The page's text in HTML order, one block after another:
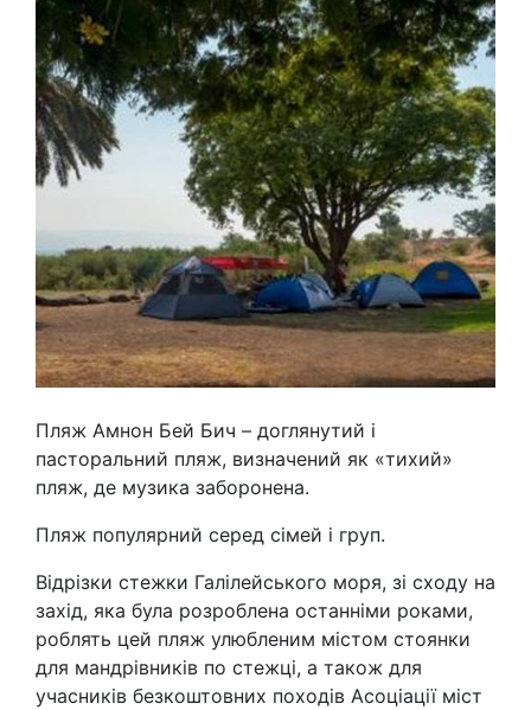
Пляж Амнон Бей Бич – доглянутий і
пасторальний пляж, визначений як «тихий»
пляж, де музика заборонена.
Пляж популярний серед сімей і груп.
Відрізки стежки Галілейського моря, зі сходу на
захід, яка була розроблена останніми роками,
роблять цей пляж улюбленим містом стоянки
для мандрівників по стежці, а також для
учасників безкоштовних походів Асоціації міст